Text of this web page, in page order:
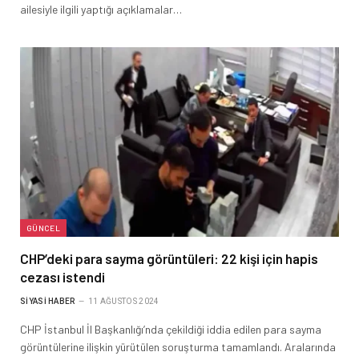
ailesiyle ilgili yaptığı açıklamalar…
GÜNCEL
CHP’deki para sayma görüntüleri: 22 kişi için hapis
cezası istendi
SIYASI HABER 11 AĞUSTOS 2024
CHP İstanbul İl Başkanlığı’nda çekildiği iddia edilen para sayma
görüntülerine ilişkin yürütülen soruşturma tamamlandı. Aralarında